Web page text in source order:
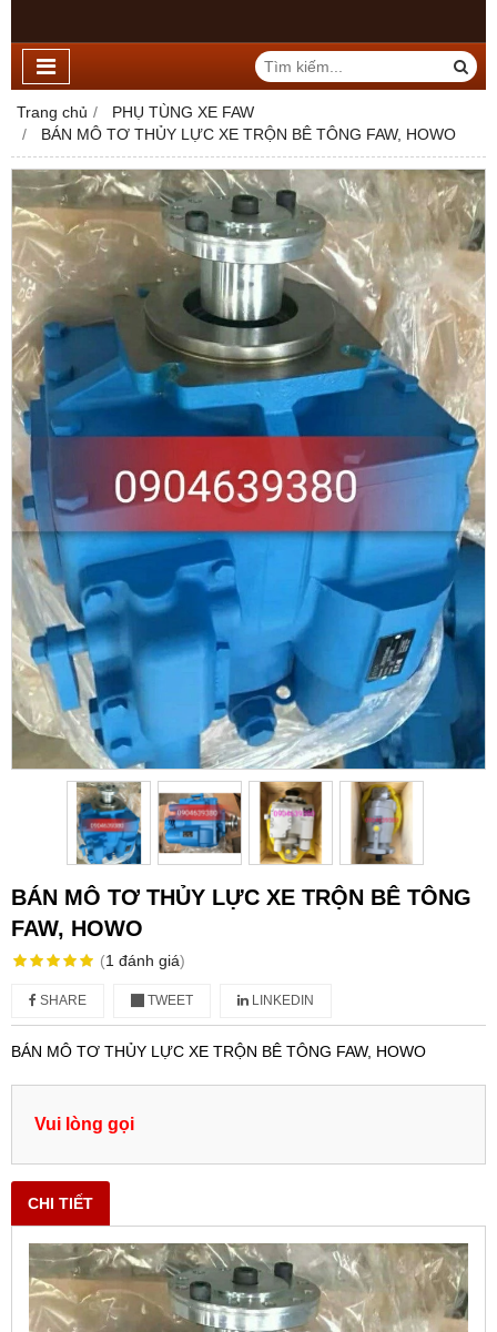
Trang chủ
PHỤ TÙNG XE FAW
BÁN MÔ TƠ THỦY LỰC XE TRỘN BÊ TÔNG FAW, HOWO
BÁN MÔ TƠ THỦY LỰC XE TRỘN BÊ TÔNG
FAW, HOWO
(1 đánh giá)
SHARE TWEET LINKEDIN
BÁN MÔ TƠ THỦY LỰC XE TRỘN BÊ TÔNG FAW, HOWO
Vui lòng gọi
CHI TIẾT